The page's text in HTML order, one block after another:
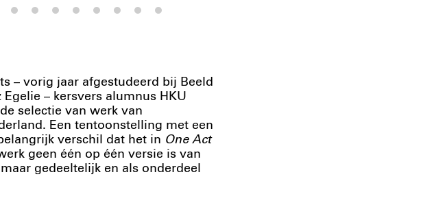
– vorig jaar afgestudeerd bij Beeld
– kersvers alumnus HKU
selectie van werk van
Een tentoonstelling met een
verschil dat het in One Act
geen één op één versie is van
gedeeltelijk en als onderdeel